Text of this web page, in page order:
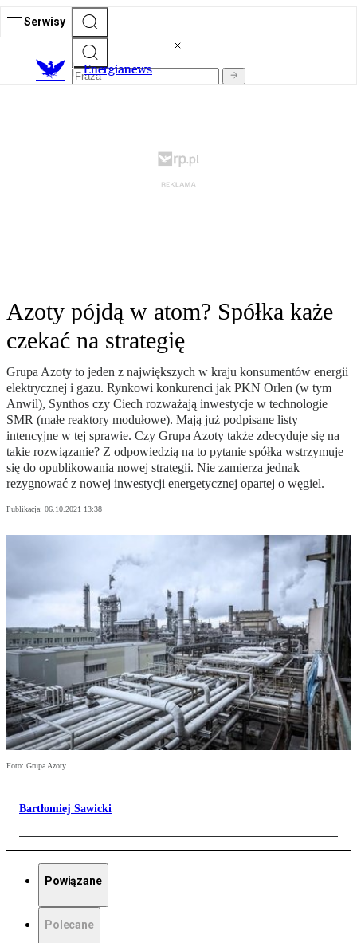
Serwisy
Energianews
Azoty pójdą w atom? Spółka każe
czekać na strategię
Grupa Azoty to jeden z największych w kraju konsumentów energii
elektrycznej i gazu. Rynkowi konkurenci jak PKN Orlen (w tym
Anwil), Synthos czy Ciech rozważają inwestycje w technologie
SMR (małe reaktory modułowe). Mają już podpisane listy
intencyjne w tej sprawie. Czy Grupa Azoty także zdecyduje się na
takie rozwiązanie? Z odpowiedzią na to pytanie spółka wstrzymuje
się do opublikowania nowej strategii. Nie zamierza jednak
rezygnować z nowej inwestycji energetycznej opartej o węgiel.
Publikacja: 06.10.2021 13:38
Foto: Grupa Azoty
Bartłomiej Sawicki
Powiązane
Polecane